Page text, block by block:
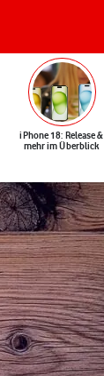
iPhone 18: Release &
mehr im Überblick